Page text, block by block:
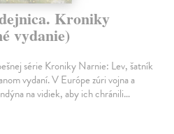
Kroniky
vydanie)
série Kroniky Narnie: Lev, šatník
vydaní. V Európe zúri vojna a
na vidiek, aby ich chránili…